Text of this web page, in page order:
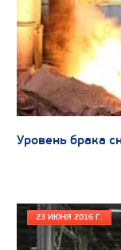
САМОСВАЛ
Уровень брака
23 ИЮНЯ 2016 Г.